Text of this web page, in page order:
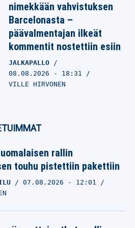
nimekkään vahvistuksen
Barcelonasta –
päävalmentajan ilkeät
kommentit nostettiin esiin
JALKAPALLO
08.08.2026 - 18:31
VILLE HIRVONEN
rallin
touhu pistettiin pakettiin
07.08.2026 - 12:01